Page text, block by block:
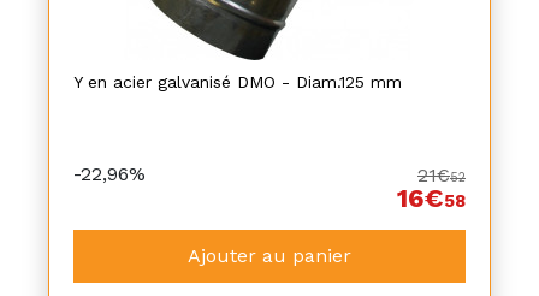
Y en acier galvanisé DMO - Diam.125 mm
-22,96% 21€52
16€58
Ajouter au panier